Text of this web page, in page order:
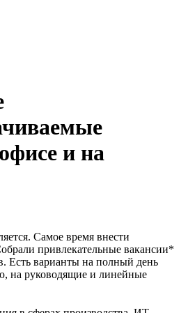
и на
Самое время внести
привлекательные вакансии*
Есть варианты на полный день
на руководящие и линейные